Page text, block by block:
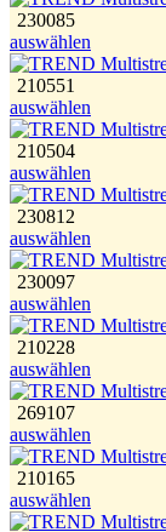
230085
auswählen
210551
auswählen
210504
auswählen
230812
auswählen
230097
auswählen
210228
auswählen
269107
auswählen
210165
auswählen